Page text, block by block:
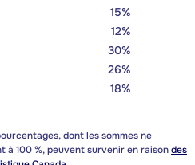
15%
12%
30%
26%
18%
dont les sommes ne
à 100 %, peuvent survenir en raisondes